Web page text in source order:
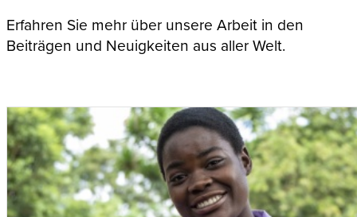
Erfahren Sie mehr über unsere Arbeit in den
Beiträgen und Neuigkeiten aus aller Welt.